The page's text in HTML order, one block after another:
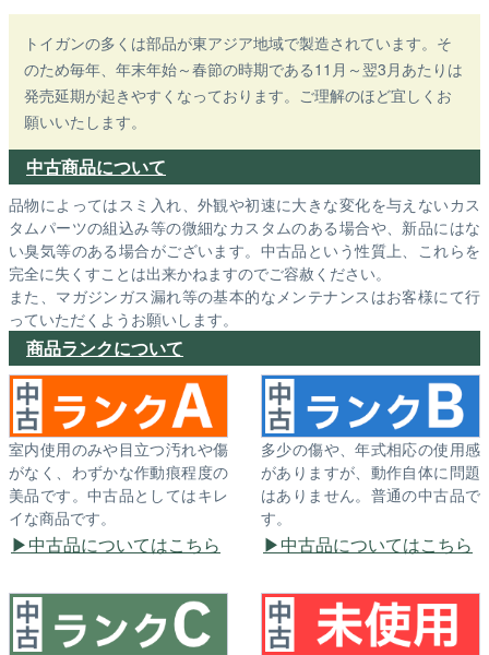
トイガンの多くは部品が東アジア地域で製造されています。そ
のため毎年、年末年始～春節の時期である11月～翌3月あたりは
発売延期が起きやすくなっております。ご理解のほど宜しくお
願いいたします。
中古商品について
品物によってはスミ入れ、外観や初速に大きな変化を与えないカス
タムパーツの組込み等の微細なカスタムのある場合や、新品にはな
い臭気等のある場合がございます。中古品という性質上、これらを
完全に失くすことは出来かねますのでご容赦ください。
また、マガジンガス漏れ等の基本的なメンテナンスはお客様にて行
っていただくようお願いします。
商品ランクについて
室内使用のみや目立つ汚れや傷
がなく、わずかな作動痕程度の
美品です。中古品としてはキレ
イな商品です。
中古品についてはこちら
多少の傷や、年式相応の使用感
がありますが、動作自体に問題
はありません。普通の中古品で
す。
中古品についてはこちら